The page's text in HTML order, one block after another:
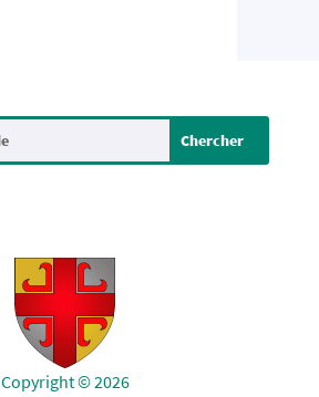
Copyright © 2026